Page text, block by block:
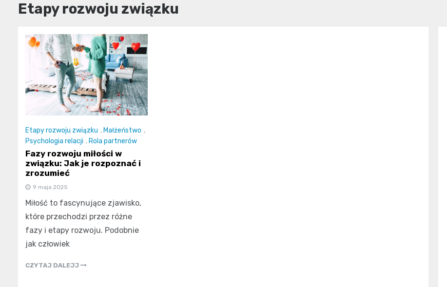
Etapy rozwoju związku
Etapy rozwoju związku ,Małżeństwo ,
Psychologia relacji , Rola partnerów
Fazy rozwoju miłości w
związku: Jak je rozpoznać i
zrozumieć
9 maja 2025
Miłość to fascynujące zjawisko,
które przechodzi przez różne
fazy i etapy rozwoju. Podobnie
jak człowiek
CZYTAJ DALEJJ